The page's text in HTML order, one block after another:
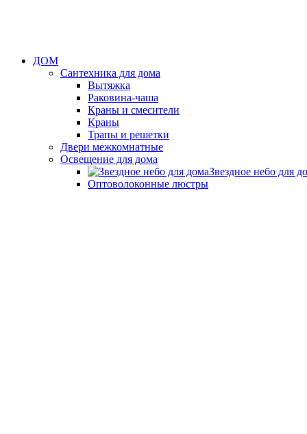
ДОМ
Сантехника для дома
Вытяжка
Раковина-чаша
Краны и смесители
Краны
Трапы и решетки
Двери межкомнатные
Освещение для дома
Звездное небо для
Оптоволоконные люстры